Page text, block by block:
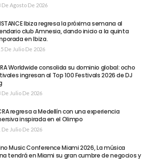
De Agosto De 2026
Ibiza regresa la próxima semana al
club Amnesia, dando inicio a la quinta
en Ibiza.
De Julio De 2026
Worldwide consolida su dominio global: ocho
ingresan al Top 100 Festivals 2026 de DJ
De Julio De 2026
regresa a Medellín con una experiencia
inspirada en el Olimpo
De Julio De 2026
Music Conference Miami 2026, La música
tendrá en Miami su gran cumbre de negocios y